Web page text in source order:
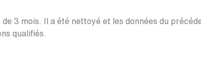
3 mois. Il a été nettoyé et les données du
qualifiés.